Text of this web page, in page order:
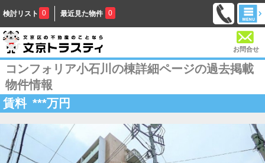
検討リスト 0 最近見た物件 0
お問合せ
コンフォリア小石川の棟詳細ページの過去掲載
物件情報
賃料 ***万円